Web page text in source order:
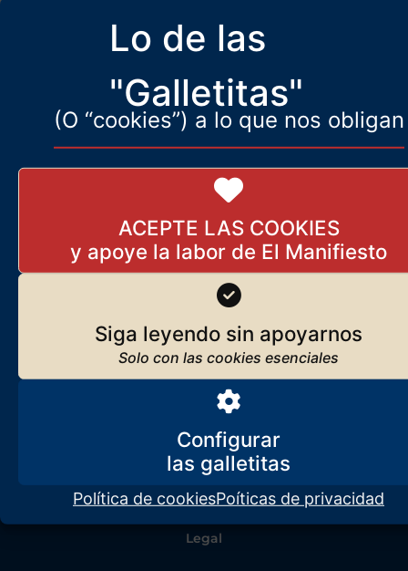
Lo de las
"Galletitas"
(O “cookies”) a lo que nos obligan
ACEPTE LAS COOKIES
Siga leyendo sin apoyarnos
Configurar
Política de cookiesPoíticas de privacidad
El hombre solo
31 de diciembre de 2025
Legal